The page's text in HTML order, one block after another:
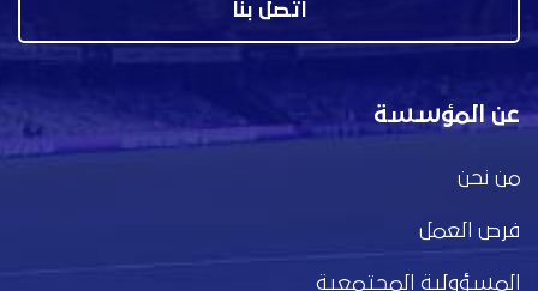
اتصل بنا
عن المؤسسة
من نحن
فرص العمل
المسؤولية المجتمعية